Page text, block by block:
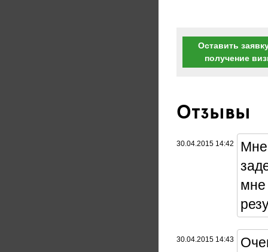
Оставить
получение
Отзывы
30.04.2015 14:42
Мне
мне
30.04.2015 14:43